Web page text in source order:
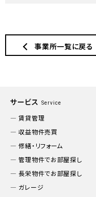
事業所一覧に戻る
サービス Service
賃貸管理
収益物件売買
修繕・リフォーム
管理物件でお部屋探し
長栄物件でお部屋探し
ガレージ